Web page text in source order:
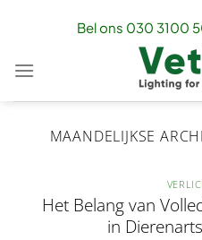
Bel ons 030 3100
MAANDELIJKSE
Het Belang van
in